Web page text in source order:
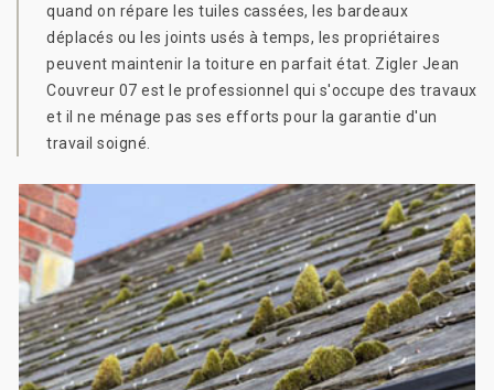
quand on répare les tuiles cassées, les bardeaux
déplacés ou les joints usés à temps, les propriétaires
peuvent maintenir la toiture en parfait état. Zigler Jean
Couvreur 07 est le professionnel qui s'occupe des travaux
et il ne ménage pas ses efforts pour la garantie d'un
travail soigné.